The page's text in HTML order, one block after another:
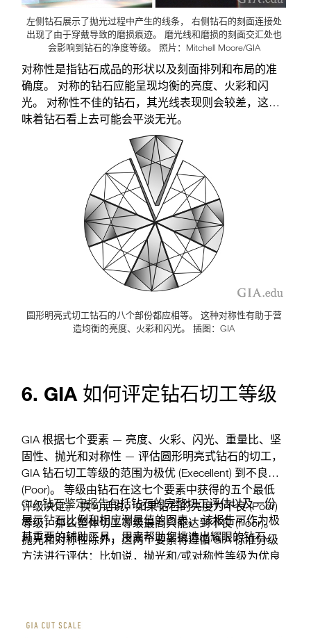
左侧钻石展示了抛光过程中产生的线条， 右侧钻石的刻面连接处
出现了由于穿戴导致的磨损痕迹。 磨光线和磨损的刻面交汇处也
会影响到钻石的净度等级。 照片：Mitchell Moore/GIA
对称性是指钻石成品的形状以及刻面排列和布局的准
确度。 对称的钻石应能呈现均衡的亮度、火彩和闪
光。 对称性不佳的钻石，其光线表现则会较差，这意
味着钻石看上去可能会平淡无光。
圆形明亮式切工钻石的八个部份都应相等。 这种对称性有助于营
造均衡的亮度、火彩和闪光。 插图：GIA
6. GIA 如何评定钻石切工等级
GIA 根据七个要素 — 亮度、火彩、闪光、重量比、坚
固性、抛光和对称性 — 评估圆形明亮式钻石的切工，
GIA 钻石切工等级的范围为极优 (Execellent) 到不良
(Poor)。 等级由钻石在这七个要素中获得的五个最低
评级决定。 换句话说，如果钻石的亮度为不良 (Poor)
等级，那么整体切工等级最高只能达到不良 (Poor)。
抛光和对称性除外，这两个要素将遵循 GIA 标准分级
方法进行评估：比如说，抛光和/或对称性等级为优良
GIA 钻石鉴定报告包括钻石的完整切工评估以及一份
展示钻石比例和相应测量值的图表。 该报告可作为极
其重要的辅助工具，用来帮助您挑选出耀眼的钻石。